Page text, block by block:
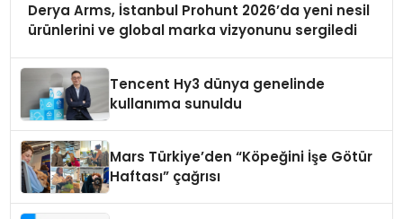
Derya Arms, İstanbul Prohunt 2026’da yeni nesil
ürünlerini ve global marka vizyonunu sergiledi
Tencent Hy3 dünya genelinde
kullanıma sunuldu
Mars Türkiye’den “Köpeğini İşe Götür
Haftası” çağrısı